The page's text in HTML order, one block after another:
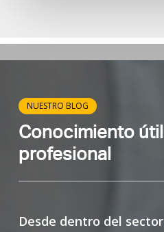
NUESTRO BLOG
Conocimiento útil
profesional
Desde dentro del sector